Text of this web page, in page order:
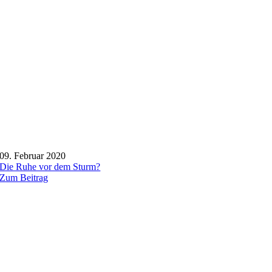
09. Februar 2020
Die Ruhe vor dem Sturm?
Zum Beitrag